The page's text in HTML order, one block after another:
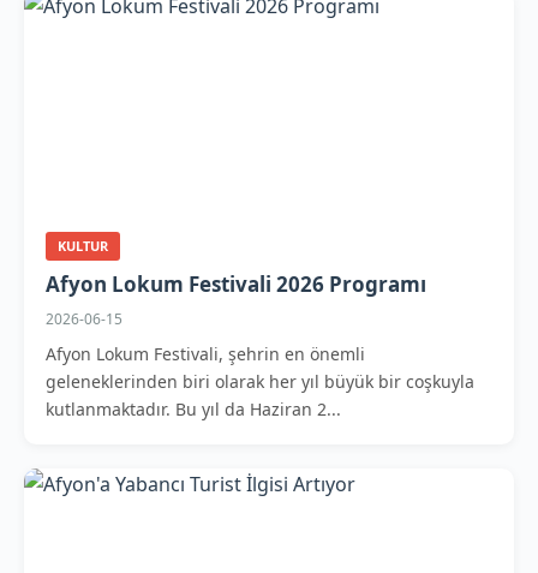
KULTUR
Afyon Lokum Festivali 2026 Programı
2026-06-15
Afyon Lokum Festivali, şehrin en önemli
geleneklerinden biri olarak her yıl büyük bir coşkuyla
kutlanmaktadır. Bu yıl da Haziran 2...